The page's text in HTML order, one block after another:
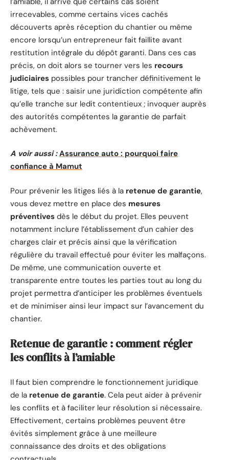
irrecevables, comme certains vices cachés
découverts après réception du chantier ou même
encore lorsqu’un entrepreneur fait faillite avant
restitution intégrale du dépôt garanti. Dans ces cas
précis, on doit alors se tourner vers les recours
judiciaires possibles pour trancher définitivement le
litige, tels que : saisir une juridiction compétente afin
qu’elle tranche sur ledit contentieux ; invoquer auprès
des autorités compétentes la garantie de parfait
achèvement.
A voir aussi : Assurance auto : pourquoi faire
confiance à Mamut
Pour prévenir les litiges liés à la retenue de garantie,
vous devez mettre en place des mesures
préventives dès le début du projet. Elles peuvent
notamment inclure l’établissement d’un cahier des
charges clair et précis ainsi que la vérification
régulière du travail effectué pour éviter les malfaçons.
De même, une communication ouverte et
transparente entre toutes les parties tout au long du
projet permettra d’anticiper les problèmes éventuels
et de minimiser ainsi leur impact sur l’avancement du
chantier.
Retenue de garantie : comment régler
les conflits à l’amiable
Il faut bien comprendre le fonctionnement juridique
de la retenue de garantie. Cela peut aider à prévenir
les conflits et à faciliter leur résolution si nécessaire.
Effectivement, certains problèmes peuvent être
évités simplement grâce à une meilleure
connaissance des droits et des obligations